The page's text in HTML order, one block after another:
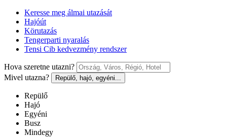
Keresse meg álmai utazását
Hajóút
Körutazás
Tengerparti nyaralás
Tensi Cib kedvezmény rendszer
Hova szeretne utazni?
Mivel utazna?
Repülő, hajó, egyéni...
Repülő
Hajó
Egyéni
Busz
Mindegy